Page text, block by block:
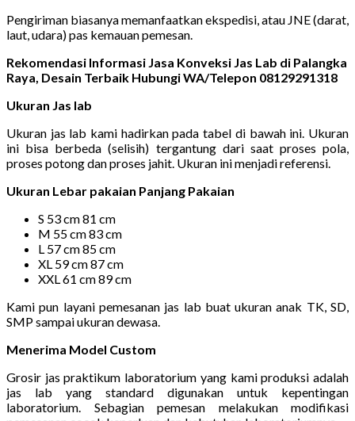
Pengiriman biasanya memanfaatkan ekspedisi, atau JNE (darat,
laut, udara) pas kemauan pemesan.
Rekomendasi Informasi Jasa Konveksi Jas Lab di Palangka
Raya, Desain Terbaik Hubungi WA/Telepon 08129291318
Ukuran Jas lab
Ukuran jas lab kami hadirkan pada tabel di bawah ini. Ukuran
ini bisa berbeda (selisih) tergantung dari saat proses pola,
proses potong dan proses jahit. Ukuran ini menjadi referensi.
Ukuran Lebar pakaian Panjang Pakaian
S 53 cm 81 cm
M 55 cm 83 cm
L 57 cm 85 cm
XL 59 cm 87 cm
XXL 61 cm 89 cm
Kami pun layani pemesanan jas lab buat ukuran anak TK, SD,
SMP sampai ukuran dewasa.
Menerima Model Custom
Grosir jas praktikum laboratorium yang kami produksi adalah
jas lab yang standard digunakan untuk kepentingan
laboratorium. Sebagian pemesan melakukan modifikasi